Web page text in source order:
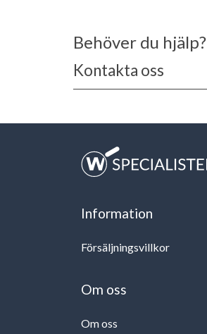
Behöver du hjälp?
Kontakta oss
Information
Försäljningsvillkor
Om oss
Om oss